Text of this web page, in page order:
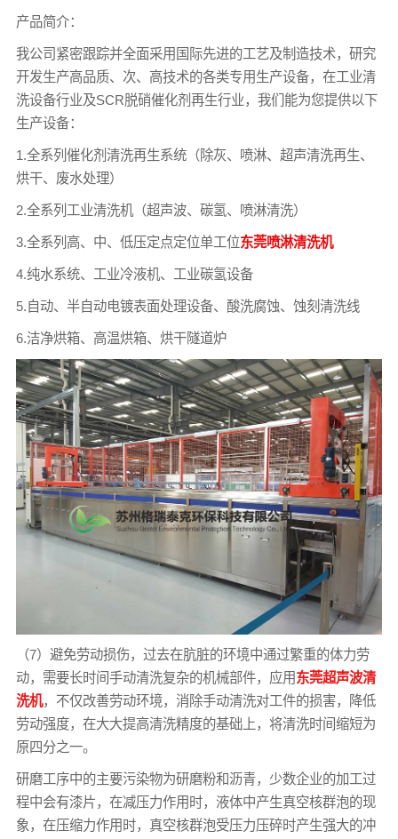
产品简介：
我公司紧密跟踪并全面采用国际先进的工艺及制造技术，研究
开发生产高品质、次、高技术的各类专用生产设备，在工业清
洗设备行业及SCR脱硝催化剂再生行业，我们能为您提供以下
生产设备：
1.全系列催化剂清洗再生系统（除灰、喷淋、超声清洗再生、
烘干、废水处理）
2.全系列工业清洗机（超声波、碳氢、喷淋清洗）
3.全系列高、中、低压定点定位单工位东莞喷淋清洗机
4.纯水系统、工业冷液机、工业碳氢设备
5.自动、半自动电镀表面处理设备、酸洗腐蚀、蚀刻清洗线
6.洁净烘箱、高温烘箱、烘干隧道炉
（7）避免劳动损伤，过去在肮脏的环境中通过繁重的体力劳
动，需要长时间手动清洗复杂的机械部件，应用东莞超声波清
洗机，不仅改善劳动环境，消除手动清洗对工件的损害，降低
劳动强度，在大大提高清洗精度的基础上，将清洗时间缩短为
原四分之一。
研磨工序中的主要污染物为研磨粉和沥青，少数企业的加工过
程中会有漆片，在减压力作用时，液体中产生真空核群泡的现
象，在压缩力作用时，真空核群泡受压力压碎时产生强大的冲